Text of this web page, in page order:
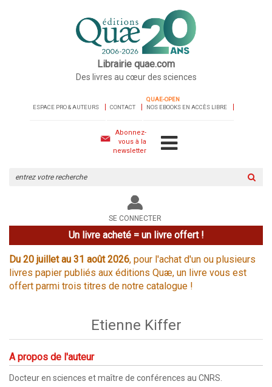
Librairie quae.com
Des livres au cœur des sciences
ESPACE PRO & AUTEURS CONTACT
QUAE-OPEN
NOS EBOOKS EN ACCÈS LIBRE
Abonnez-
vous à la
newsletter
le
site
SE CONNECTER
Un livre acheté = un livre offert !
Du 20 juillet au 31 août 2026, pour l'achat d'un ou plusieurs
livres papier publiés aux éditions Quæ, un livre vous est
offert parmi trois titres de notre catalogue !
Etienne Kiffer
A propos de l'auteur
Docteur en sciences et maître de conférences au CNRS.